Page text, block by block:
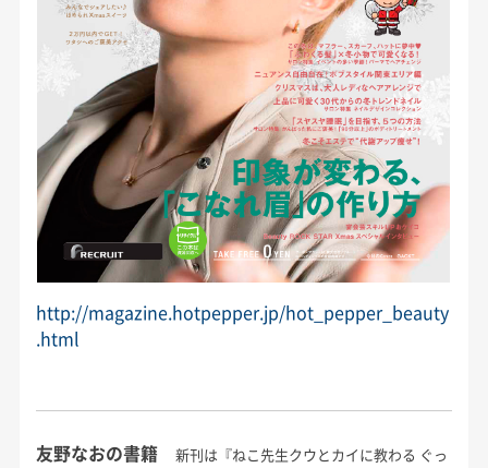
http://magazine.hotpepper.jp/hot_pepper_beauty
.html
友野なおの書籍
新刊は『ねこ先生クウとカイに教わる ぐっ